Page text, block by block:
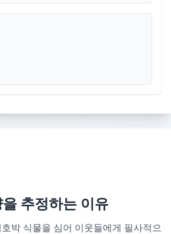
추정하는 이유
박 식물을 심어 이웃들에게 필사적으